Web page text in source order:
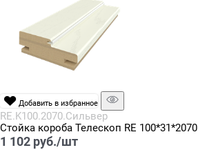
Добавить в избранное
RE.K100.2070.Сильвер
Стойка короба Телескоп RE 100*31*2070
1 102 руб./шт